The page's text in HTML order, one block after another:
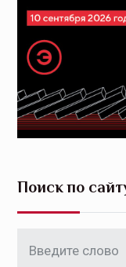
Поиск по